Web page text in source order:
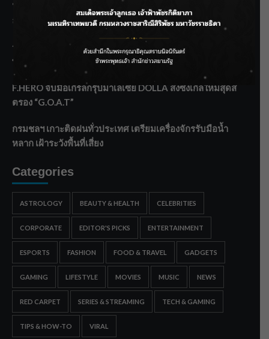
‘แมน การิน’ แชร์ความเชื่อชวนคิด! “อยากกินอะไรหลังจาก
ลาโลกนี้ ให้ใส่บาตรสิ่งนั้นไว้ตอนยังมีชีวิต”
ราชเลขานุการในพระองค์ฯ ติดตามโครงการหุบกะพง–ห้วย
ทรายใต้ เสริมความมั่นคงน้ำเพชรบุรี
F.HERO จับมือเกิร์ลกรุ๊ปมาเลเซีย DOLLA ส่งซิงเกิลใหม่สุดส
ตรอง “G.O.A.T”
กรมชลฯ เกาะติดฝนทั่วประเทศ เตรียมเครื่องจักรรับมือน้ำ
หลาก เฝ้าระวังพื้นที่เสี่ยง
Categories
ASTROLOGY BEAUTY & HEALTH CELEBRITIES
CORPORATE EDITOR'S PICKS ENTERTAINMENT
ESPORTS FASHION FOOD & TRAVEL GADGETS
GAMING LIFESTYLE MOVIES MUSIC NEWS
RED CARPET SERIES & STREAMING TECH & GAMING
TIPS & HOW-TO VIRAL